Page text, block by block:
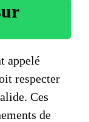
appelé
respecter
Ces
de